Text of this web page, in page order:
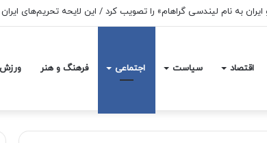
اقتصاد سیاست اجتماعی فرهنگ و هنر ورزش